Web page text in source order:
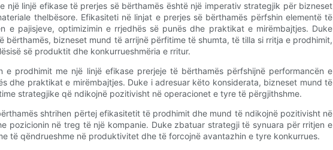
një linjë efikase të prerjes së bërthamës është një imperativ strategjik për bizneset
thelbësore. Efikasiteti në linjat e prerjes së bërthamës përfshin elementë të
e pajisjeve, optimizimin e rrjedhës së punës dhe praktikat e mirëmbajtjes. Duke
bërthamës, bizneset mund të arrijnë përfitime të shumta, të tilla si rritja e prodhimit,
së produktit dhe konkurrueshmëria e rritur.
e prodhimit me një linjë efikase prerjeje të bërthamës përfshijnë performancën e
dhe praktikat e mirëmbajtjes. Duke i adresuar këto konsiderata, bizneset mund të
strategjike që ndikojnë pozitivisht në operacionet e tyre të përgjithshme.
shtrihen përtej efikasitetit të prodhimit dhe mund të ndikojnë pozitivisht në
pozicionin në treg të një kompanie. Duke zbatuar strategji të synuara për rritjen e
të qëndrueshme në produktivitet dhe të forcojnë avantazhin e tyre konkurrues.